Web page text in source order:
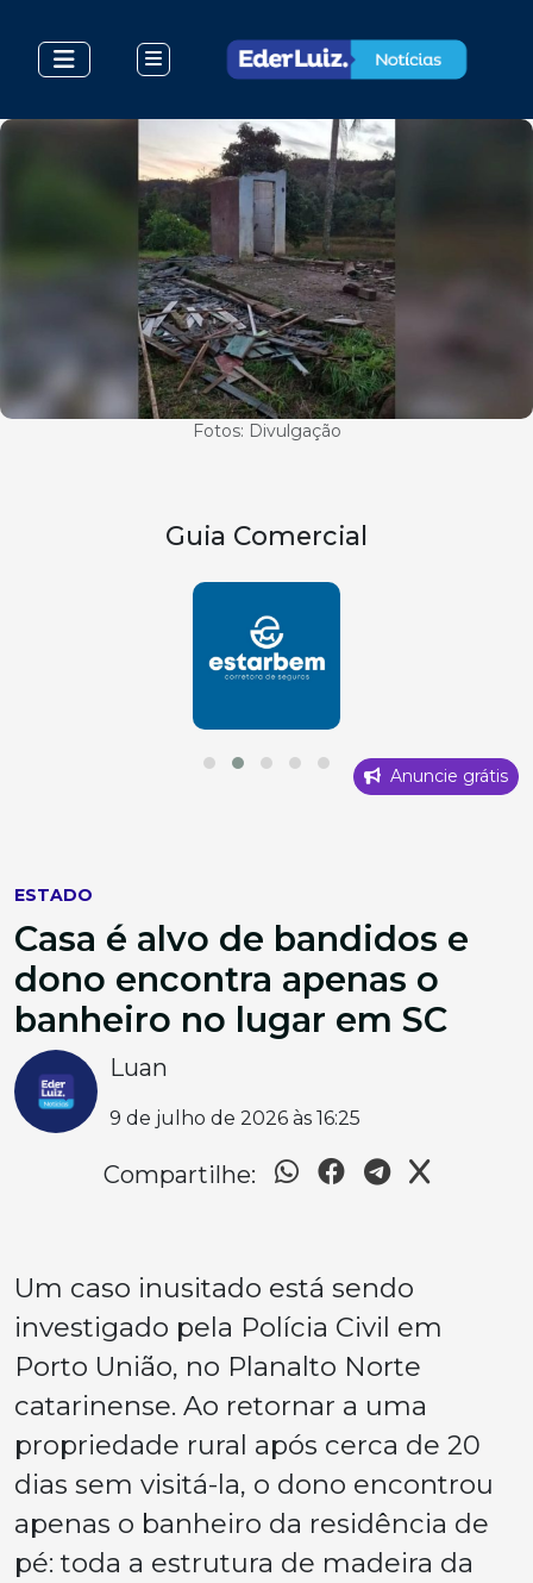
Fotos: Divulgação
Guia Comercial
Anuncie grátis
ESTADO
Casa é alvo de bandidos e
dono encontra apenas o
banheiro no lugar em SC
Luan
9 de julho de 2026 às 16:25
Compartilhe:
Um caso inusitado está sendo
investigado pela Polícia Civil em
Porto União, no Planalto Norte
catarinense. Ao retornar a uma
propriedade rural após cerca de 20
dias sem visitá-la, o dono encontrou
apenas o banheiro da residência de
pé: toda a estrutura de madeira da